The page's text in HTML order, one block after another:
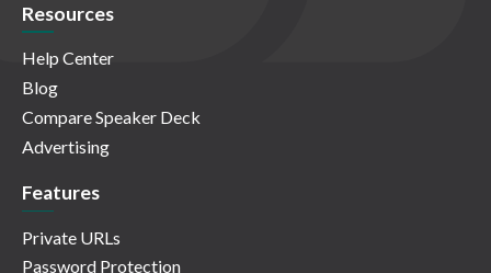
Resources
Help Center
Blog
Compare Speaker Deck
Advertising
Features
Private URLs
Password Protection